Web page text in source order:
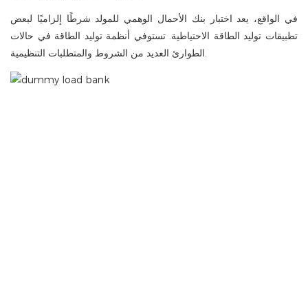
في الواقع، يعد اختبار بنك الأحمال الوهمي للمولد شرطًا إلزاميًا لبعض
تطبيقات توليد الطاقة الاحتياطية. تستوفي أنظمة توليد الطاقة في حالات
الطوارئ العديد من الشروط والمتطلبات التنظيمية.